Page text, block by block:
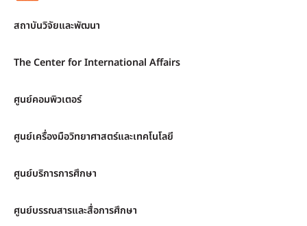
สถาบันวิจัยและพัฒนา
The Center for International Affairs
ศูนย์คอมพิวเตอร์
ศูนย์เครื่องมือวิทยาศาสตร์และเทคโนโลยี
ศูนย์บริการการศึกษา
ศูนย์บรรณสารและสื่อการศึกษา